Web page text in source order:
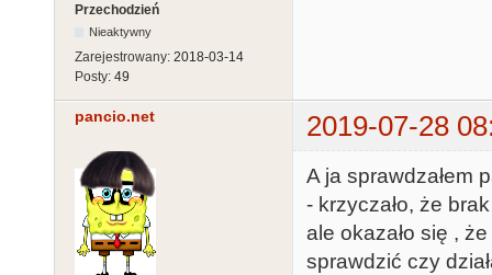
Przechodzień
Nieaktywny
Zarejestrowany: 2018-03-14
Posty: 49
pancio.net 2019-07-28
A ja sprawdzałem
- krzyczało, że
ale okazało się ,
sprawdzić czy